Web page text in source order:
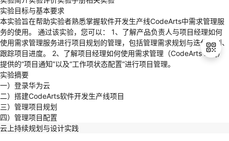
径
课
程
实
验
我
的
活
动
我
的
关
注
伙
伴
赋
云
认
查
退
出
登
录
实验目标与基本要求
本实验旨在帮助实验者熟悉掌握软件开发生产线CodeArts中需求管理服
务的使用。 通过该实验，您可以： 1、了解产品负责人与项目经理如何
使用需求管理服务进行项目规划的管理，包括管理需求规划与迭代规划、
跟踪项目进度。 2、了解项目经理如何使用需求管理（CodeArts Req）
提供的“项目通知”以及“工作项状态配置”进行项目管理。
实验摘要
一）登录华为云
二）搭建CodeArts软件开发生产线项目
三）管理项目规划
四）管理项目配置
云上持续规划与设计实践